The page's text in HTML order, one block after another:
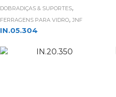
DOBRADIÇAS & SUPORTES,
FERRAGENS PARA VIDRO, JNF
IN.05.304